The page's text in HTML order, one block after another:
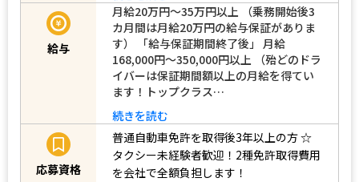
給与
月給20万円～35万円以上 （乗務開始後3
カ月間は月給20万円の給与保証がありま
す） 「給与保証期間終了後」 月給
168,000円～350,000円以上 （殆どのドラ
イバーは保証期間額以上の月給を得てい
ます！トップクラス…
続きを読む
応募資格
普通自動車免許を取得後3年以上の方☆
タクシー未経験者歓迎！2種免許取得費用
を会社で全額負担します！